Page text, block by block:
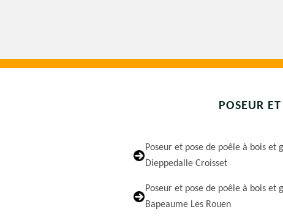
POSEUR
Poseur et pose de poêle à bois et
Dieppedalle Croisset
Poseur et pose de poêle à bois et
Bapeaume Les Rouen